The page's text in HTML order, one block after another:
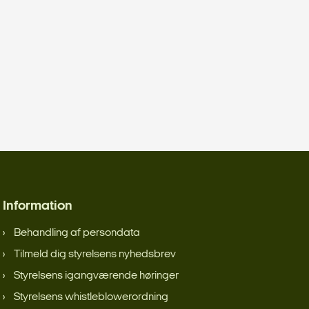
Information
Behandling af persondata
Tilmeld dig styrelsens nyhedsbrev
Styrelsens igangværende høringer
Styrelsens whistleblowerordning